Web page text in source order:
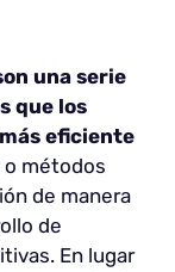
una serie
que los
eficiente
o métodos
de manera
de
En lugar